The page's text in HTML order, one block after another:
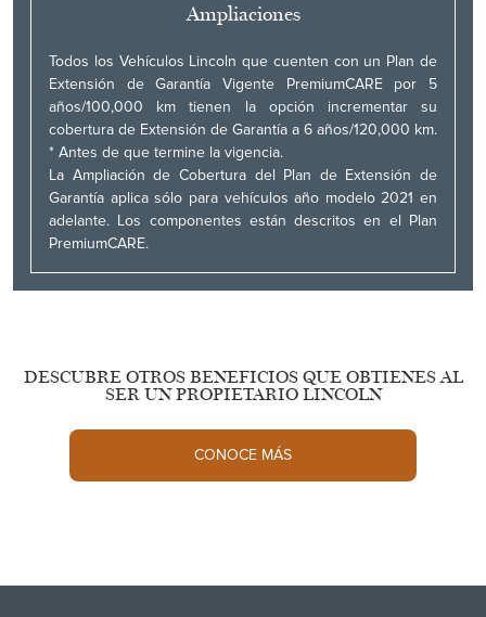
Ampliaciones
Todos los Vehículos Lincoln que cuenten con un Plan de
Extensión de Garantía Vigente PremiumCARE por 5
años/100,000 km tienen la opción incrementar su
cobertura de Extensión de Garantía a 6 años/120,000 km.
* Antes de que termine la vigencia.
La Ampliación de Cobertura del Plan de Extensión de
Garantía aplica sólo para vehículos año modelo 2021 en
adelante. Los componentes están descritos en el Plan
PremiumCARE.
DESCUBRE OTROS BENEFICIOS QUE OBTIENES AL
SER UN PROPIETARIO LINCOLN
CONOCE MÁS